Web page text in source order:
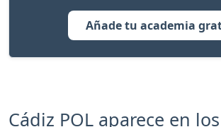
Añade tu academia
Cádiz POL aparece en los